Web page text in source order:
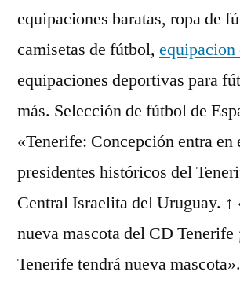
equipaciones baratas, ropa de
camisetas de fútbol, equipacion
equipaciones deportivas para
más. Selección de fútbol de
«Tenerife: Concepción entra en
presidentes históricos del
Central Israelita del Uruguay. ↑
nueva mascota del CD Tenerife
Tenerife tendrá nueva